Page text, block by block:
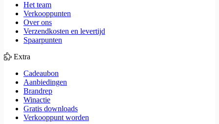
Het team
Verkooppunten
Over ons
Verzendkosten en levertijd
Spaarpunten
Extra
Cadeaubon
Aanbiedingen
Brandrep
Winactie
Gratis downloads
Verkooppunt worden